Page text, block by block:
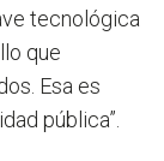
tecnológica
que
Esa es
pública”.